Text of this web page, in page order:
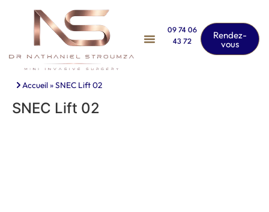
09 74 06
43 72
Rendez-
vous
Accueil»SNEC Lift 02
SNEC Lift 02